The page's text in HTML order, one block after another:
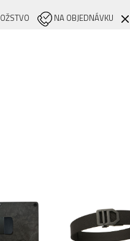
NA OBJEDNÁVKU